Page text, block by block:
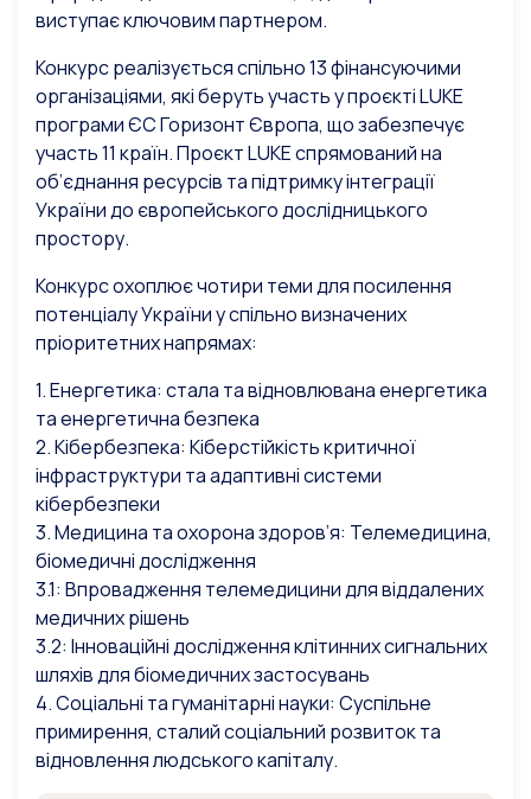
виступає ключовим партнером.
Конкурс реалізується спільно 13 фінансуючими
організаціями, які беруть участь у проєкті LUKE
програми ЄС Горизонт Європа, що забезпечує
участь 11 країн. Проєкт LUKE спрямований на
об’єднання ресурсів та підтримку інтеграції
України до європейського дослідницького
простору.
Конкурс охоплює чотири теми для посилення
потенціалу України у спільно визначених
пріоритетних напрямах:
1. Енергетика: стала та відновлювана енергетика
та енергетична безпека
2. Кібербезпека: Кіберстійкість критичної
інфраструктури та адаптивні системи
кібербезпеки
3. Медицина та охорона здоров’я: Телемедицина,
біомедичні дослідження
3.1: Впровадження телемедицини для віддалених
медичних рішень
3.2: Інноваційні дослідження клітинних сигнальних
шляхів для біомедичних застосувань
4. Соціальні та гуманітарні науки: Суспільне
примирення, сталий соціальний розвиток та
відновлення людського капіталу.